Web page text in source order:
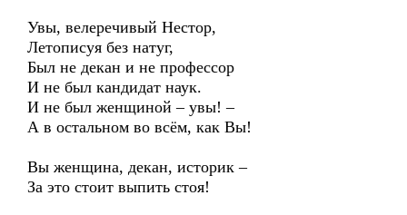
Увы, велеречивый Нестор,
Летописуя без натуг,
Был не декан и не профессор
И не был кандидат наук.
И не был женщиной – увы! –
А в остальном во всём, как Вы!
Вы женщина, декан, историк –
За это стоит выпить стоя!